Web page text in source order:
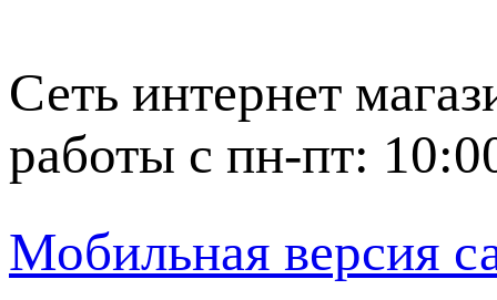
Сеть интернет
работы с пн-пт:
Мобильная версия